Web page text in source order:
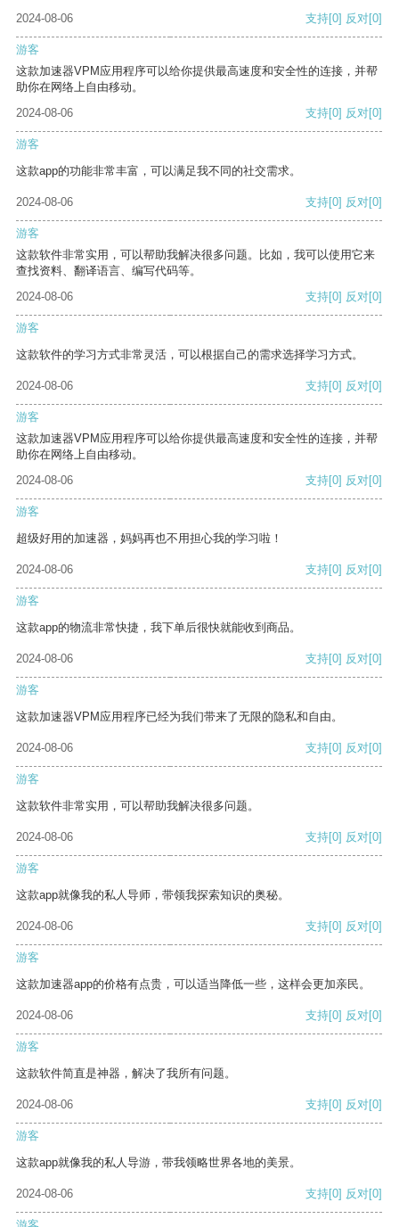
2024-08-06 支持[0] 反对[0]
游客
这款加速器VPM应用程序可以给你提供最高速度和安全性的连接，并帮
助你在网络上自由移动。
2024-08-06
支持[0] 反对[0]
游客
这款app的功能非常丰富，可以满足我不同的社交需求。
2024-08-06 支持[0] 反对[0]
游客
这款软件非常实用，可以帮助我解决很多问题。比如，我可以使用它来
查找资料、翻译语言、编写代码等。
2024-08-06
支持[0] 反对[0]
游客
这款软件的学习方式非常灵活，可以根据自己的需求选择学习方式。
2024-08-06 支持[0] 反对[0]
游客
这款加速器VPM应用程序可以给你提供最高速度和安全性的连接，并帮
助你在网络上自由移动。
2024-08-06
支持[0] 反对[0]
游客
超级好用的加速器，妈妈再也不用担心我的学习啦！
2024-08-06 支持[0] 反对[0]
游客
这款app的物流非常快捷，我下单后很快就能收到商品。
2024-08-06 支持[0] 反对[0]
游客
这款加速器VPM应用程序已经为我们带来了无限的隐私和自由。
2024-08-06 支持[0] 反对[0]
游客
这款软件非常实用，可以帮助我解决很多问题。
2024-08-06 支持[0] 反对[0]
游客
这款app就像我的私人导师，带领我探索知识的奥秘。
2024-08-06 支持[0] 反对[0]
游客
这款加速器app的价格有点贵，可以适当降低一些，这样会更加亲民。
2024-08-06 支持[0] 反对[0]
游客
这款软件简直是神器，解决了我所有问题。
2024-08-06 支持[0] 反对[0]
游客
这款app就像我的私人导游，带我领略世界各地的美景。
2024-08-06 支持[0] 反对[0]